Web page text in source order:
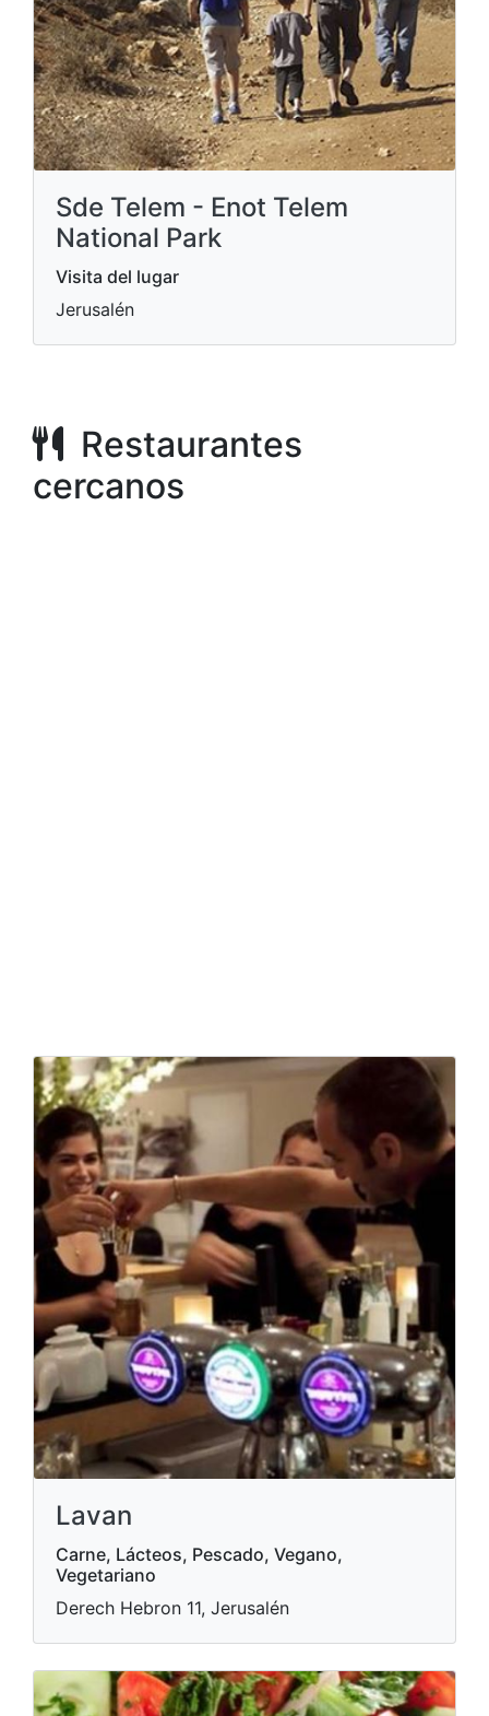
Sde Telem - Enot Telem
National Park
Visita del lugar
Jerusalén
Restaurantes
cercanos
Lavan
Carne, Lácteos, Pescado, Vegano,
Vegetariano
Derech Hebron 11, Jerusalén